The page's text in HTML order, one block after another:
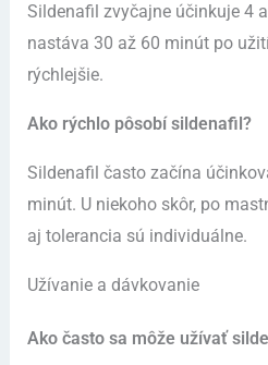
Sildenafil zvyčajne účinkuje 4
nastáva 30 až 60 minút po
rýchlejšie.
Ako rýchlo pôsobí sildenafil?
Sildenafil často začína
minút. U niekoho skôr, po
aj tolerancia sú individuálne.
Užívanie a dávkovanie
Ako často sa môže užívať